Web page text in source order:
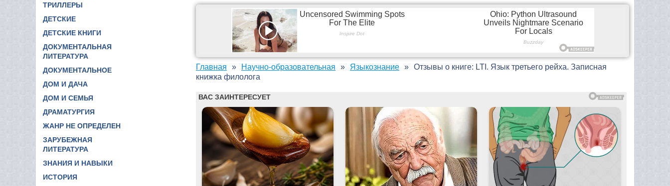
ТРИЛЛЕРЫ
ДЕТСКИЕ
ДЕТСКИЕ КНИГИ
ДОКУМЕНТАЛЬНАЯ
ЛИТЕРАТУРА
ДОКУМЕНТАЛЬНОЕ
ДОМ И ДАЧА
ДОМ И СЕМЬЯ
ДРАМАТУРГИЯ
ЖАНР НЕ ОПРЕДЕЛЕН
ЗАРУБЕЖНАЯ
ЛИТЕРАТУРА
ЗНАНИЯ И НАВЫКИ
ИСТОРИЯ
Главная Научно-образовательная Языкознание
Отзывы о книге: LTI. Язык третьего рейха. Записная
книжка филолога